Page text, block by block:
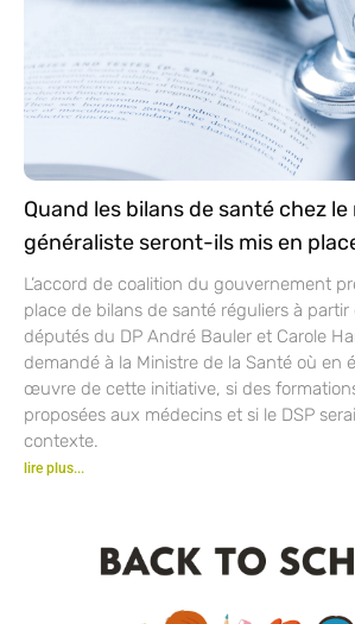
Quand les bilans de santé chez
généraliste seront-ils mis en
L’accord de coalition du gouvernement
place de bilans de santé réguliers à
députés du DP André Bauler et Carole
demandé à la Ministre de la Santé où en
œuvre de cette initiative, si des
proposées aux médecins et si le DSP
contexte.
lire plus...